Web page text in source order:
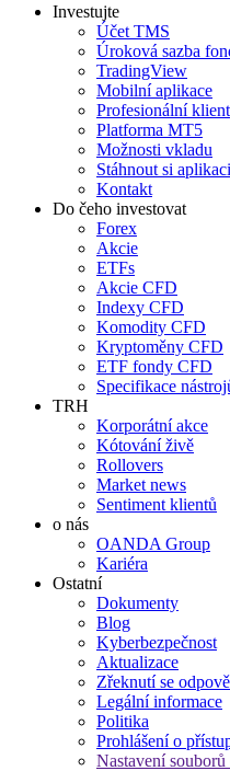
Investujte
Účet TMS
Úroková sazba
TradingView
Mobilní aplikace
Profesionální klient
Platforma MT5
Možnosti vkladu
Stáhnout si
Kontakt
Do čeho investovat
Forex
Akcie
ETFs
Akcie CFD
Indexy CFD
Komodity CFD
Kryptoměny CFD
ETF fondy CFD
Specifikace
TRH
Korporátní akce
Kótování živě
Rollovers
Market news
Sentiment klientů
o nás
OANDA Group
Kariéra
Ostatní
Dokumenty
Blog
Kyberbezpečnost
Aktualizace
Zřeknutí se
Legální informace
Politika
Prohlášení o
Nastavení